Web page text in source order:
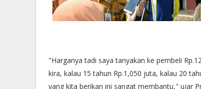
"Harganya tadi saya tanyakan ke pembeli
kira, kalau 15 tahun Rp.1,050 juta, kalau 20
yang kita berikan ini sangat membantu," ujar